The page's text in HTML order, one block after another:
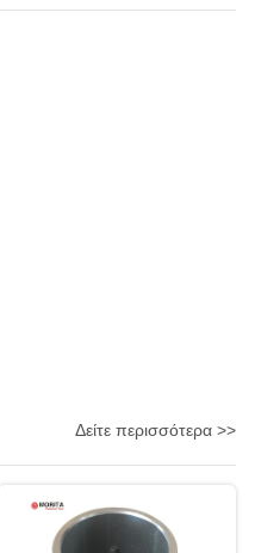
Δείτε περισσότερα >>